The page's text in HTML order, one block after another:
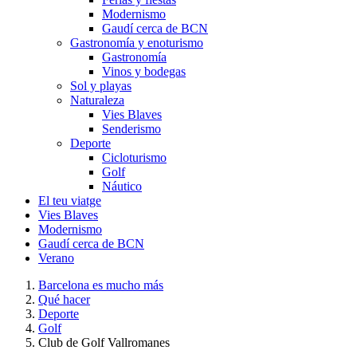
Modernismo
Gaudí cerca de BCN
Gastronomía y enoturismo
Gastronomía
Vinos y bodegas
Sol y playas
Naturaleza
Vies Blaves
Senderismo
Deporte
Cicloturismo
Golf
Náutico
El teu viatge
Vies Blaves
Modernismo
Gaudí cerca de BCN
Verano
Barcelona es mucho más
Qué hacer
Deporte
Golf
Club de Golf Vallromanes